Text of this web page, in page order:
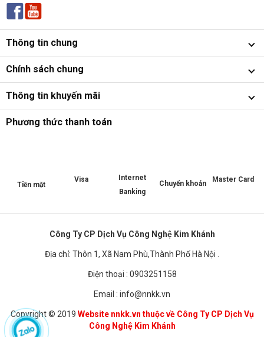
Thông tin chung
Chính sách chung
Thông tin khuyến mãi
Phương thức thanh toán
Tiền mặt
Visa
Internet
Banking
Chuyển khoản Master Card
Công Ty CP Dịch Vụ Công Nghệ Kim Khánh
Địa chỉ: Thôn 1, Xã Nam Phù,Thành Phố Hà Nội .
Điện thoại : 0903251158
Email : info@nnkk.vn
Copyright © 2019 Website nnkk.vn thuộc về Công Ty CP Dịch Vụ
Công Nghệ Kim Khánh